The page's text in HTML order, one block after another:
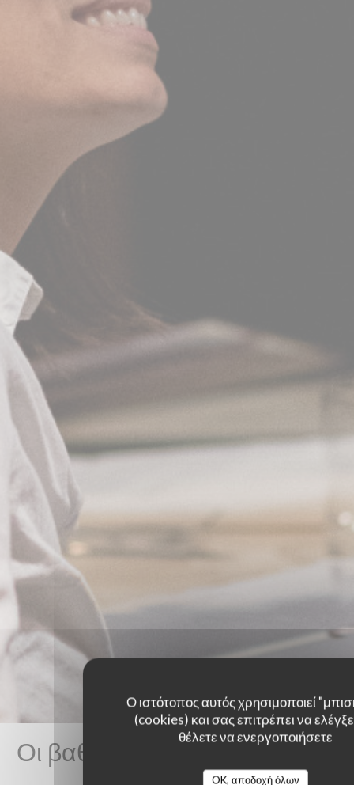
Ο ιστότοπος αυτός χρησιμοποιεί
(cookies) και σας επιτρέπει να
θέλετε να ενεργοποιήσετε
OK, αποδοχή όλων
Οι βαθμολογίες πελατών μας